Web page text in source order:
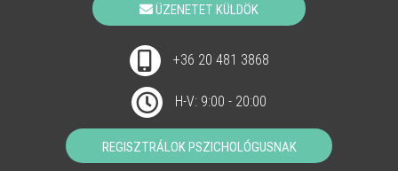
ÜZENETET KÜLDÖK
+36 20 481 3868
H-V: 9:00 - 20:00
REGISZTRÁLOK PSZICHOLÓGUSNAK